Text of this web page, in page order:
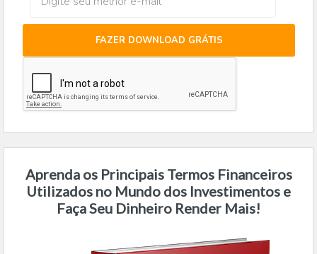
FAZER DOWNLOAD GRÁTIS
Aprenda os Principais Termos Financeiros
Utilizados no Mundo dos Investimentos e
Faça Seu Dinheiro Render Mais!